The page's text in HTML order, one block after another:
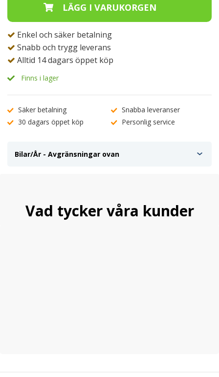
Enkel och säker betalning
Snabb och trygg leverans
Alltid 14 dagars öppet köp
Finns i lager
Säker betalning
Snabba leveranser
30 dagars öppet köp
Personlig service
Bilar/År - Avgränsningar ovan
Vad tycker våra kunder